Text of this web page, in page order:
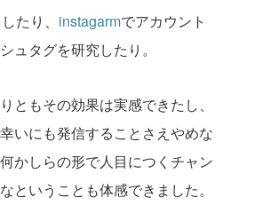
たり、 instagarmでアカウント
ュタグを研究したり。
ともその効果は実感できたし、
いにも発信することさえやめな
かしらの形で人目につくチャン
ということも体感できました。